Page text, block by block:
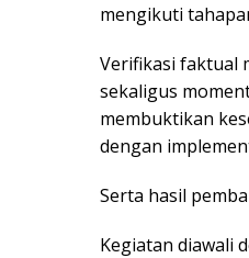
mengikuti
Verifikasi faktual
sekaligus
membuktikan
dengan
Serta hasil
Kegiatan diawali